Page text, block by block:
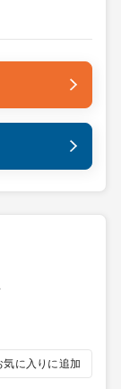
気に入りに追加